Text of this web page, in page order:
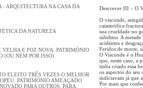
- ARQUITECTURA NA CASA DA
DA NATUREZA
VELHA E FOZ NOVA: PATRIMÓNIO
(OU NEM POR ISSO)
ELEITO TRÊS VEZES O MELHOR
PATRIMÓNIO AMEAÇADO
PARA OUTROS. PARA
Descrever III – O
O visconde,
catastrófica
sua crueldade no
súbditos. A
acidentes e
Feridos de morte,
O Visconde é o
que, neste caso, a
tinha criado essa
os aspectos do
indiciavam já que
Por mais que